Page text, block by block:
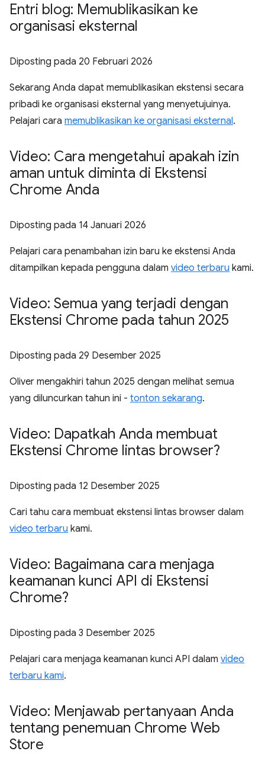
Entri blog: Memublikasikan ke
organisasi eksternal
Diposting pada 20 Februari 2026
Sekarang Anda dapat memublikasikan ekstensi secara
pribadi ke organisasi eksternal yang menyetujuinya.
Pelajari cara memublikasikan ke organisasi eksternal.
Video: Cara mengetahui apakah izin
aman untuk diminta di Ekstensi
Chrome Anda
Diposting pada 14 Januari 2026
Pelajari cara penambahan izin baru ke ekstensi Anda
ditampilkan kepada pengguna dalam video terbaru kami.
Video: Semua yang terjadi dengan
Ekstensi Chrome pada tahun 2025
Diposting pada 29 Desember 2025
Oliver mengakhiri tahun 2025 dengan melihat semua
yang diluncurkan tahun ini - tonton sekarang.
Video: Dapatkah Anda membuat
Ekstensi Chrome lintas browser?
Diposting pada 12 Desember 2025
Cari tahu cara membuat ekstensi lintas browser dalam
video terbaru kami.
Video: Bagaimana cara menjaga
keamanan kunci API di Ekstensi
Chrome?
Diposting pada 3 Desember 2025
Pelajari cara menjaga keamanan kunci API dalam video
terbaru kami.
Video: Menjawab pertanyaan Anda
tentang penemuan Chrome Web
Store